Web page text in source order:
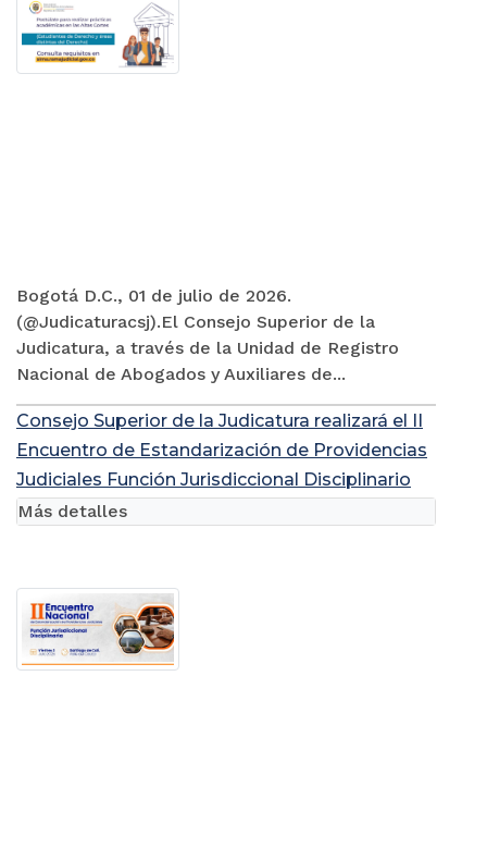
Bogotá D.C., 01 de julio de 2026.
(@Judicaturacsj).El Consejo Superior de la
Judicatura, a través de la Unidad de Registro
Nacional de Abogados y Auxiliares de...
Consejo Superior de la Judicatura realizará el II
Encuentro de Estandarización de Providencias
Judiciales Función Jurisdiccional Disciplinario
Más detalles